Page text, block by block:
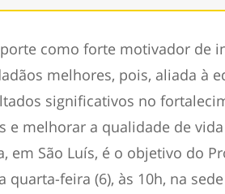
como forte motivador de
melhores, pois, aliada à
significativos no
e melhorar a qualidade de
em São Luís, é o objetivo do
quarta-feira (6), às 10h, na